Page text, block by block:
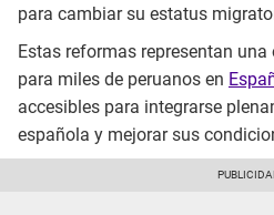
para cambiar su estatus
Estas reformas representan
para miles de peruanos en
accesibles para integrarse
española y mejorar sus